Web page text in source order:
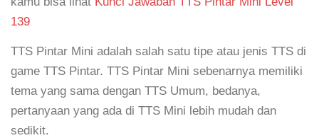
139
TTS Pintar Mini adalah salah satu tipe atau jenis TTS di
game TTS Pintar. TTS Pintar Mini sebenarnya memiliki
tema yang sama dengan TTS Umum, bedanya,
pertanyaan yang ada di TTS Mini lebih mudah dan
sedikit.